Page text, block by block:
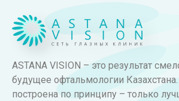
ASTANA VISION – это результат
будущее офтальмологии
построена по принципу – только